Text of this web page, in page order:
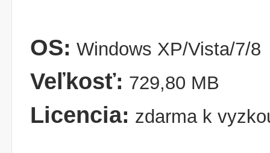
OS: Windows XP/Vista/7/8
Veľkosť: 729,80 MB
Licencia: zdarma k